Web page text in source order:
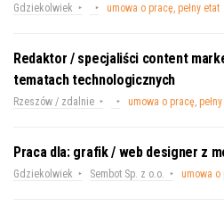
Gdziekolwiek umowa o pracę, pełny etat
Redaktor / specjaliści content
tematach technologicznych
Rzeszów / zdalnie umowa o pracę,
Praca dla: grafik / web designer z
Gdziekolwiek Sembot Sp. z o.o. umowa o